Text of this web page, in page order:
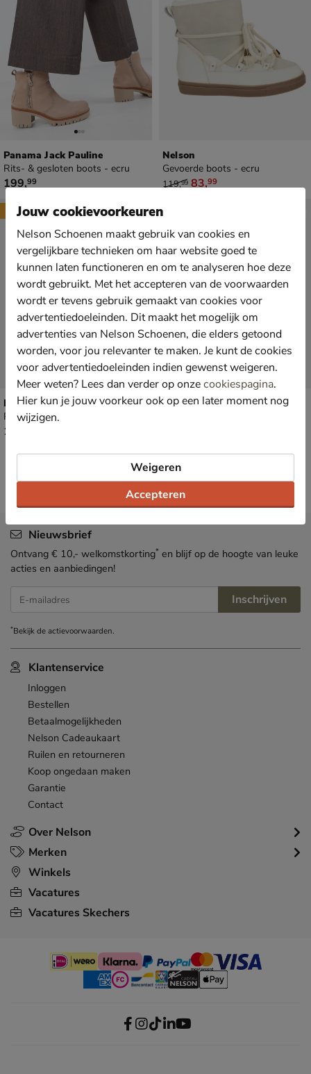
Panama Jack Pauline
Rits- & gesloten boots - ecru
€ 199,99
199,99
Nelson
Gevoerde boots - ecru
van € 119,99 voor € 83,99
119,99 83,99
Nelson
Rits- & gesloten boots - ecru
€ 129,99
129
New
Nelson
Over Nelson
Klantenservice
Inloggen
Bestellen
Betaalmogelijkheden
Nelson Cadeaukaart
Ruilen en retourneren
Koop ongedaan maken
Garantie
Contact
Merken
Winkels
Vacatures
Vacatures Skechers
Nieuwsbrief
Ontvang € 10,- welkomstkorting* en blijf op de hoogte van leuke
acties en aanbiedingen!
E-mailadres Inschrijven
*Bekijk deactievoorwaarden.
Jouw cookievoorkeuren
Nelson Schoenen maakt gebruik van cookies en
vergelijkbare technieken om haar website goed te
kunnen laten functioneren en om te analyseren hoe deze
wordt gebruikt. Met het accepteren van de voorwaarden
wordt er tevens gebruik gemaakt van cookies voor
advertentiedoeleinden. Dit maakt het mogelijk om
advertenties van Nelson Schoenen, die elders getoond
worden, voor jou relevanter te maken. Je kunt de cookies
voor advertentiedoeleinden indien gewenst weigeren.
Meer weten? Lees dan verder op onzecookiespagina.
Hier kun je jouw voorkeur ook op een later moment nog
wijzigen.
Accepteren
Weigeren